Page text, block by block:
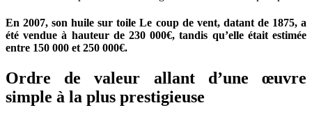
En 2007, son huile sur toile Le coup de vent, datant de 1875, a
été vendue à hauteur de 230 000€, tandis qu’elle était estimée
entre 150 000 et 250 000€.
Ordre de valeur allant d’une œuvre
simple à la plus prestigieuse